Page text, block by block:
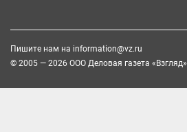
Пишите нам на information@vz.ru
© 2005 — 2026 ООО Деловая газета «Взгляд»